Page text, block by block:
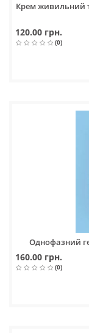
Крем живильний
120.00 грн.
(0)
Однофазний
160.00 грн.
(0)